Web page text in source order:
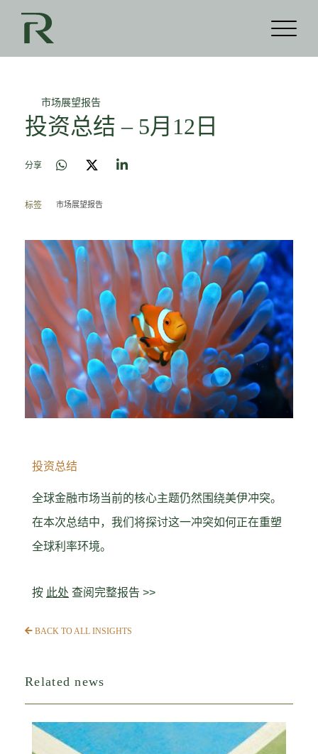
投资总结 – 5月12日
分享
市场展望报告
标签 市场展望报告
投资总结
全球金融市场当前的核心主题仍然围绕美伊冲突。
在本次总结中，我们将探讨这一冲突如何正在重塑
全球利率环境。
按 此处 查阅完整报告 >>
BACK TO ALL INSIGHTS
Related news